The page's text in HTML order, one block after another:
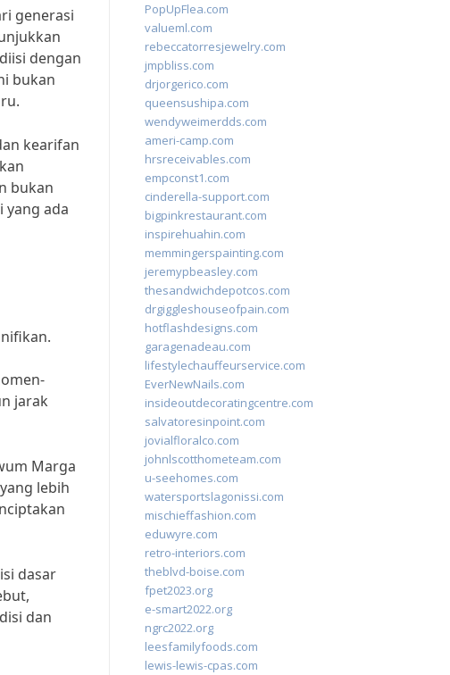
generasi
dengan
bukan
kearifan
bukan
yang ada
jarak
Marga
lebih
dasar
dan
PopUpFlea.com
valueml.com
rebeccatorresjewelry.com
jmpbliss.com
drjorgerico.com
queensushipa.com
wendyweimerdds.com
ameri-camp.com
hrsreceivables.com
empconst1.com
cinderella-support.com
bigpinkrestaurant.com
inspirehuahin.com
memmingerspainting.com
jeremypbeasley.com
thesandwichdepotcos.com
drgiggleshouseofpain.com
hotflashdesigns.com
garagenadeau.com
lifestylechauffeurservice.com
EverNewNails.com
insideoutdecoratingcentre.com
salvatoresinpoint.com
jovialfloralco.com
johnlscotthometeam.com
u-seehomes.com
watersportslagonissi.com
mischieffashion.com
eduwyre.com
retro-interiors.com
theblvd-boise.com
fpet2023.org
e-smart2022.org
ngrc2022.org
leesfamilyfoods.com
lewis-lewis-cpas.com